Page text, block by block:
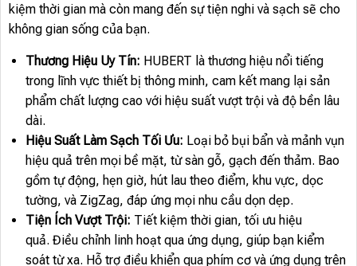
kiệm thời gian mà còn mang đến sự tiện nghi và sạch sẽ cho
không gian sống của bạn.
Thương Hiệu Uy Tín: HUBERT là thương hiệu nổi tiếng
trong lĩnh vực thiết bị thông minh, cam kết mang lại sản
phẩm chất lượng cao với hiệu suất vượt trội và độ bền lâu
dài.
Hiệu Suất Làm Sạch Tối Ưu: Loại bỏ bụi bẩn và mảnh vụn
hiệu quả trên mọi bề mặt, từ sàn gỗ, gạch đến thảm. Bao
gồm tự động, hẹn giờ, hút lau theo điểm, khu vực, dọc
tường, và ZigZag, đáp ứng mọi nhu cầu dọn dẹp.
Tiện Ích Vượt Trội: Tiết kiệm thời gian, tối ưu hiệu
quả. Điều chỉnh linh hoạt qua ứng dụng, giúp bạn kiểm
soát từ xa. Hỗ trợ điều khiển qua phím cơ và ứng dụng trên